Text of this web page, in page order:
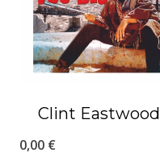
Clint Eastwood
0,00 €